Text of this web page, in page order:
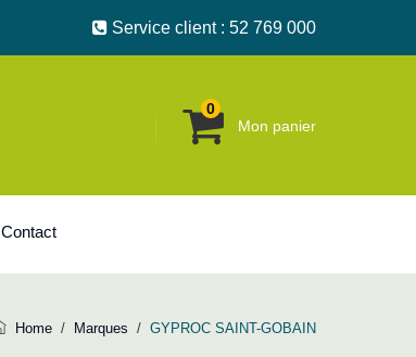
Service client : 52 769 000
0
Mon panier
Contact
Home / Marques / GYPROC SAINT-GOBAIN